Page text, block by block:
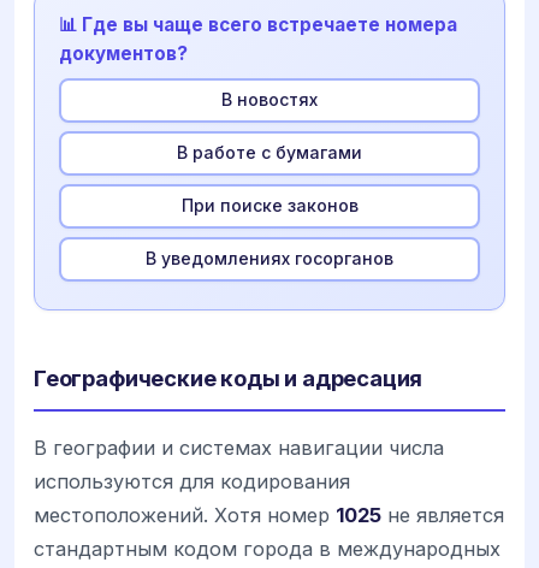
📊 Где вы чаще всего встречаете номера
документов?
В новостях
В работе с бумагами
При поиске законов
В уведомлениях госорганов
Географические коды и адресация
В географии и системах навигации числа
используются для кодирования
местоположений. Хотя номер 1025 не является
стандартным кодом города в международных